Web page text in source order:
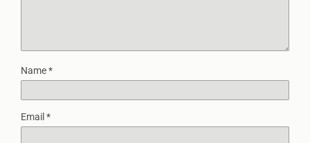
Name*
Email *